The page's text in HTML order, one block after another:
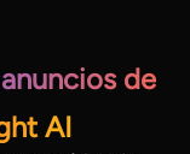
de
AI